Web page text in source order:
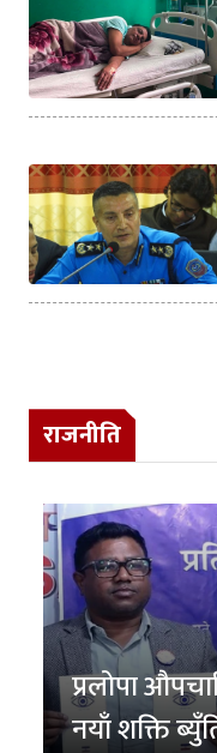
राजनीति
प्रलोपा
नयाँ शक्ति